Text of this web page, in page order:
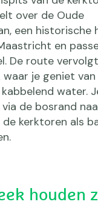
over de Oude
een historische
en
De route
waar je geniet
water.
de bosrand
kerktoren als
houden